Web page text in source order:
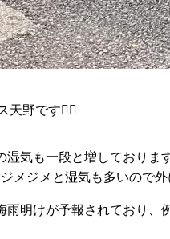
野です🙇‍♂️
湿気も一段と増しておりま
メジメと湿気も多いので
雨明けが予報されており